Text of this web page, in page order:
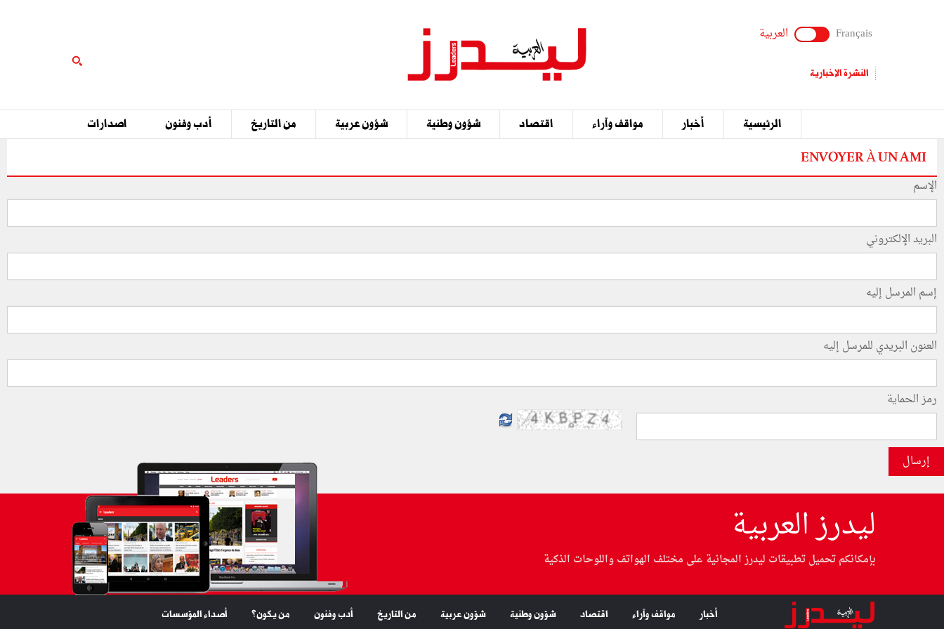
Français العربية
النشرة الإخبارية
الرئيسية أخبار مواقف وآراء اقتصاد شؤون وطنية شؤون عربية من التاريخ أدب وفنون اصدارات
ENVOYER À UN AMI
الإسم
البريد الإلكتروني
إسم المرسل إليه
العنون البريدي للمرسل إليه
رمز الحماية
إرسال
ليدرز العربية
بإمكانكم تحميل تطبيقات ليدرز المجانية على مختلف الهواتف واللوحات الذكية
أخبار مواقف وآراء اقتصاد شؤون وطنية شؤون عربية من التاريخ أدب وفنون من يكون؟ أصداء المؤسسات